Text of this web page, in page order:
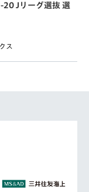
Jリーグ選抜 選
ス